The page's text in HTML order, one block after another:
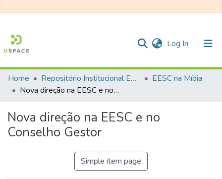
Log In (current)
Communities & Collections
Statistics
Home Repositório Institucional EESC
EESC na Mídia
Nova direção na EESC e no Conselho Gestor
Nova direção na EESC e no
Conselho Gestor
Simple item page